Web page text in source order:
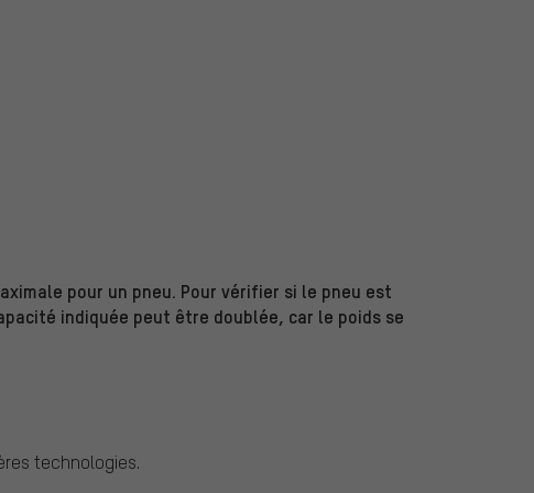
pour un pneu. Pour vérifier si le pneu est
indiquée peut être doublée, car le poids se
technologies.